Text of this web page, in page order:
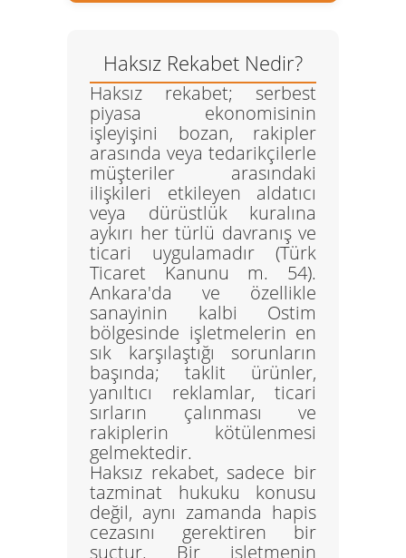
Haksız Rekabet Nedir?
Haksız rekabet; serbest
piyasa ekonomisinin
işleyişini bozan, rakipler
arasında veya tedarikçilerle
müşteriler arasındaki
ilişkileri etkileyen aldatıcı
veya dürüstlük kuralına
aykırı her türlü davranış ve
ticari uygulamadır (Türk
Ticaret Kanunu m. 54).
Ankara'da ve özellikle
sanayinin kalbi Ostim
bölgesinde işletmelerin en
sık karşılaştığı sorunların
başında; taklit ürünler,
yanıltıcı reklamlar, ticari
sırların çalınması ve
rakiplerin kötülenmesi
gelmektedir.
Haksız rekabet, sadece bir
tazminat hukuku konusu
değil, aynı zamanda hapis
cezasını gerektiren bir
suçtur. Bir işletmenin